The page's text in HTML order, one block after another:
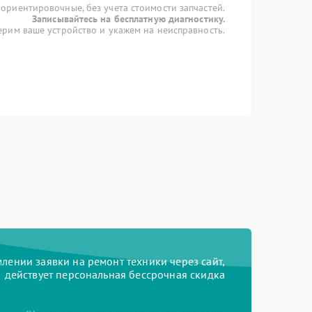
без учета стоимости запчастей.
Записывайтесь на бесплатную диагностику.
ваше устройство и укажем на неисправность.
заявки на ремонт техники через сайт,
действует персональная бессрочная скидка